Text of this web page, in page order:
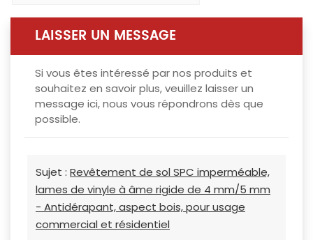
LAISSER UN MESSAGE
Si vous êtes intéressé par nos produits et
souhaitez en savoir plus, veuillez laisser un
message ici, nous vous répondrons dès que
possible.
Sujet : Revêtement de sol SPC imperméable,
lames de vinyle à âme rigide de 4 mm/5 mm
- Antidérapant, aspect bois, pour usage
commercial et résidentiel